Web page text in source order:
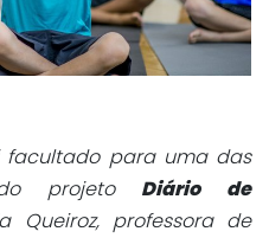
para uma das
projeto Diário de
Queiroz, professora de